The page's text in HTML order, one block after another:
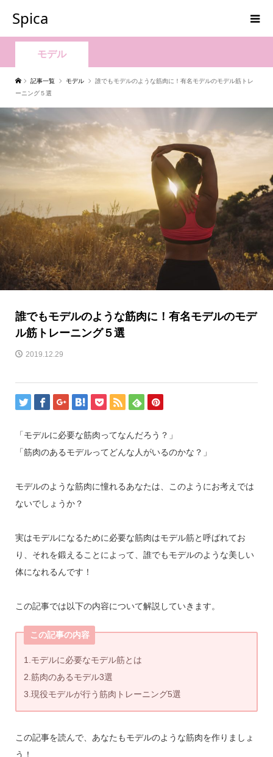
Spica
モデル
記事一覧 モデル
誰でもモデルのような筋肉に！有名モデルのモデル筋トレ
ーニング５選
誰でもモデルのような筋肉に！有名モデルのモデ
ル筋トレーニング５選
2019.12.29
「モデルに必要な筋肉ってなんだろう？」
「筋肉のあるモデルってどんな人がいるのかな？」
モデルのような筋肉に憧れるあなたは、このようにお考えでは
ないでしょうか？
実はモデルになるために必要な筋肉はモデル筋と呼ばれてお
り、それを鍛えることによって、誰でもモデルのような美しい
体になれるんです！
この記事では以下の内容について解説していきます。
この記事の内容
1.モデルに必要なモデル筋とは
2.筋肉のあるモデル3選
3.現役モデルが行う筋肉トレーニング5選
この記事を読んで、あなたもモデルのような筋肉を作りましょ
う！